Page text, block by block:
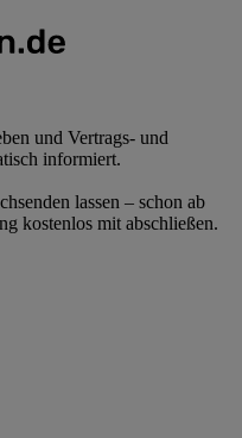
und Vertrags- und
informiert.
lassen – schon ab
kostenlos mit abschließen.